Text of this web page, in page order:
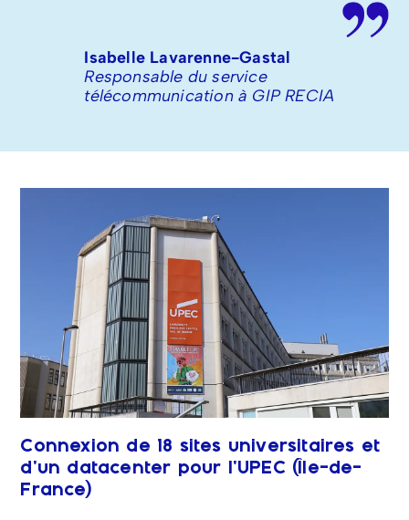
Isabelle Lavarenne-Gastal
Responsable du service
télécommunication à GIP RECIA
Connexion de 18 sites universitaires et
d'un datacenter pour l'UPEC (Île-de-
France)